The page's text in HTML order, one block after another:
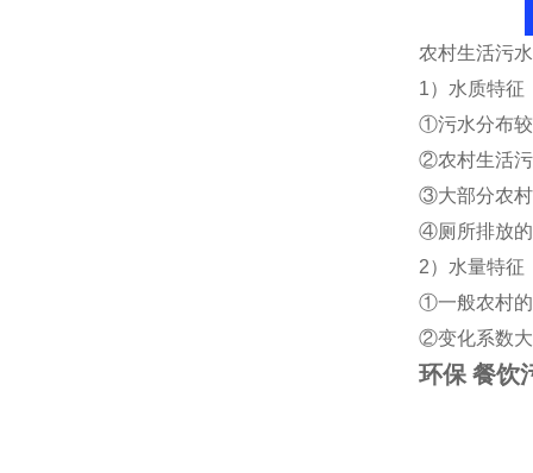
农村生活污
1）水质特征
①污水分布较
②农村生活
③大部分农村
④厕所排放的
2）水量特征
①一般农村的
②变化系数大
环保 餐饮